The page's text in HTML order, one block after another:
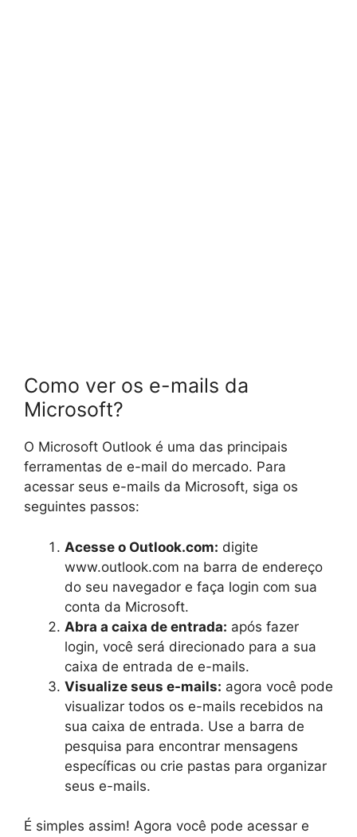
Como ver os e-mails da
Microsoft?
O Microsoft Outlook é uma das principais
ferramentas de e-mail do mercado. Para
acessar seus e-mails da Microsoft, siga os
seguintes passos:
Acesse o Outlook.com: digite
www.outlook.com na barra de endereço
do seu navegador e faça login com sua
conta da Microsoft.
Abra a caixa de entrada: após fazer
login, você será direcionado para a sua
caixa de entrada de e-mails.
Visualize seus e-mails: agora você pode
visualizar todos os e-mails recebidos na
sua caixa de entrada. Use a barra de
pesquisa para encontrar mensagens
específicas ou crie pastas para organizar
seus e-mails.
É simples assim! Agora você pode acessar e